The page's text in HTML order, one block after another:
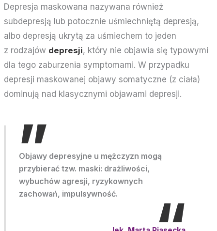
Depresja maskowana nazywana również
subdepresją lub potocznie uśmiechniętą depresją,
albo depresją ukrytą za uśmiechem to jeden
z rodzajów depresji, który nie objawia się typowymi
dla tego zaburzenia symptomami. W przypadku
depresji maskowanej objawy somatyczne (z ciała)
dominują nad klasycznymi objawami depresji.
”
Objawy depresyjne u mężczyzn mogą
przybierać tzw. maski: drażliwości,
wybuchów agresji, ryzykownych
zachowań, impulsywność.